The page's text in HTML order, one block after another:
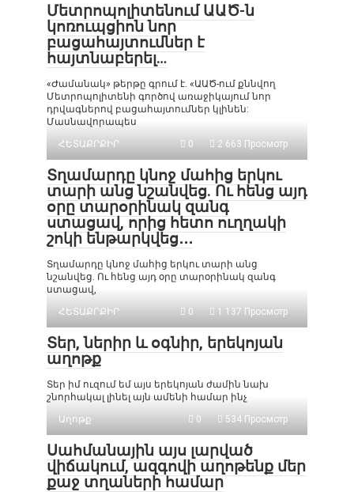
Մետրոպոլիտենում ԱԱԾ-ն
կոռուպցիոն նոր
բացահայտումներ է
հայտնաբերել…
«Ժամանակ» թերթը գրում է. «ԱԱԾ-ում քննվող
Մետրոպոլիտենի գործով առաջիկայում նոր
դրվագներով բացահայտումներ կլինեն:
Մասնավորապես
ՀԵՏԱՔՐՔԻՐ
0 2 663 Просмотр
Տղամարդը կնոջ մահից երկու
տարի անց նշանվեց. Ու հենց այդ
օրը տարօրինակ զանգ
ստացավ, որից հետո ուղղակի
շոկի ենթարկվեց․․․
Տղամարդը կնոջ մահից երկու տարի անց
նշանվեց. Ու հենց այդ օրը տարօրինակ զանգ
ստացավ,
ՀԵՏԱՔՐՔԻՐ
0 1 137 Просмотр
Տեր, ներիր և օգնիր, երեկոյան
աղոթք
Տեր իմ ուզում եմ այս երեկոյան ժամին նախ
շնորհակալ լինել այն ամենի համար ինչ
Աղոթք
0 534 Просмотр
Սահմանային այս լարված
վիճակում, ազգովի աղոթենք մեր
քաջ տղաների համար